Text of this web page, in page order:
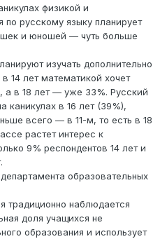
физикой и
по русскому языку планирует
и юношей — чуть больше
изучать дополнительно
14 лет математикой хочет
а в 18 лет — уже 33%. Русский
каникулах в 16 лет (39%),
всего — в 11-м, то есть в 18
растет интерес к
9% респондентов 14 лет и
образовательных
традиционно наблюдается
доля учащихся не
образования и использует